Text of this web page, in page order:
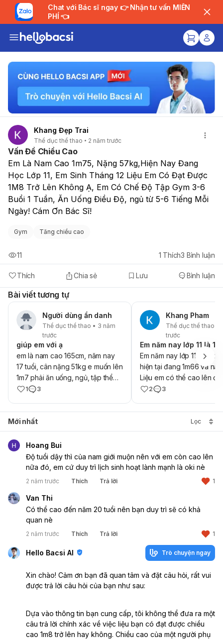
Chat với Bác sĩ ngay 👉 Nhận tư vấn MIỄN
PHÍ 👈
Khang Đẹp Trai
Thể dục thể thao 2 năm trước
Vấn Đề Chiều Cao
Em Là Nam Cao 1m75, Nặng 57kg,Hiện Nay Đang
Học Lớp 11, Em Sinh Tháng 12 Liệu Em Có Đạt Được
1M8 Trở Lên Không Ạ, Em Có Chế Độ Tập Gym 3-6
Buổi 1 Tuần, Ăn Uống Điều Độ, ngủ từ 5-6 Tiếng Mỗi
Ngày! Cám Ơn Bác Sĩ!
Gym Tăng chiều cao
Thích Chia sẻ Lưu Bình luận
11 1 Thích3 Bình luận
Bài viết tương tự
Người dùng ẩn danh
Thể dục thể thao • 3 năm
trước
giúp em với ạ
em là nam cao 165cm, năm nay
17 tuổi, cân nặng 51kg e muốn lên
1m7 phải ăn uống, ngủ, tập thể
dục như nào ạ
1 3
Khang Pham
Thể dục thể thao •
trước
Em năm nay lớp 11 là
Em năm nay lớp 11 là 17
hiện tại đang 1m66 và
Liệu em có thể cao lên
không ạ
2 3
Mới nhất Lọc
Hoang Bui
Độ tuổi dậy thì của nam giới muộn nên với em còn cao lên
nữa đó, em cứ duy trì lịch sinh hoạt lành mạnh là oki nè
2 năm trước Thích Trả lời 1
Van Thi
Có thể cao đến năm 20 tuổi nên bạn duy trì sẽ có khả
quan nè
2 năm trước Thích Trả lời 1
Hello Bacsi AI Trò chuyện ngay
Xin chào! Cảm ơn bạn đã quan tâm và đặt câu hỏi, rất vui
được trả lời câu hỏi của bạn như sau:
Dựa vào thông tin bạn cung cấp, tôi không thể đưa ra một
câu trả lời chính xác về việc liệu bạn có đạt được chiều
cao 1m8 trở lên hay không. Chiều cao của một người phụ